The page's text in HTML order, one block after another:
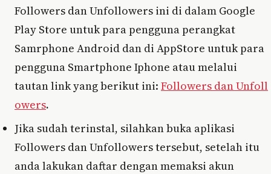
Followers dan Unfollowers ini di dalam Google
Play Store untuk para pengguna perangkat
Samrphone Android dan di AppStore untuk para
pengguna Smartphone Iphone atau melalui
tautan link yang berikut ini: Followers dan Unfoll
owers.
Jika sudah terinstal, silahkan buka aplikasi
Followers dan Unfollowers tersebut, setelah itu
anda lakukan daftar dengan memaksi akun